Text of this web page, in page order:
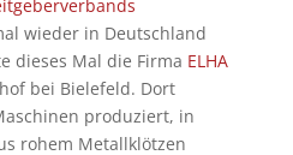
wieder in Deutschland
dieses Mal die Firma ELHA
bei Bielefeld. Dort
produziert, in
rohem Metallklötzen